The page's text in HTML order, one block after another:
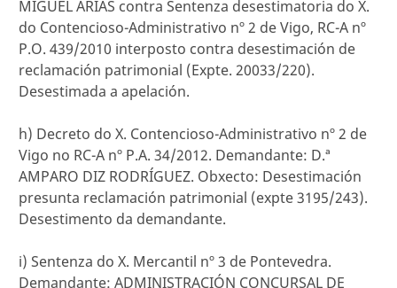
MIGUEL ARIAS contra Sentenza desestimatoria do X.
do Contencioso-Administrativo nº 2 de Vigo, RC-A nº
P.O. 439/2010 interposto contra desestimación de
reclamación patrimonial (Expte. 20033/220).
Desestimada a apelación.
h) Decreto do X. Contencioso-Administrativo nº 2 de
Vigo no RC-A nº P.A. 34/2012. Demandante: D.ª
AMPARO DIZ RODRÍGUEZ. Obxecto: Desestimación
presunta reclamación patrimonial (expte 3195/243).
Desestimento da demandante.
i) Sentenza do X. Mercantil nº 3 de Pontevedra.
Demandante: ADMINISTRACIÓN CONCURSAL DE